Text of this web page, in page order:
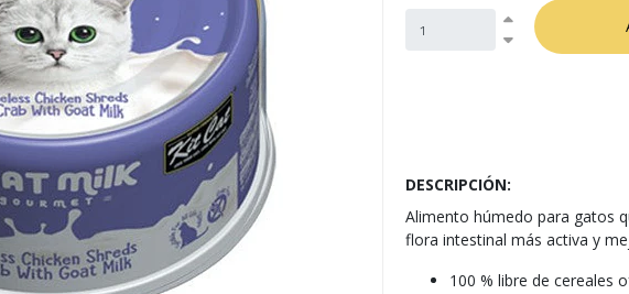
DESCRIPCIÓN:
Alimento húmedo para gatos
flora intestinal más activa y
100 % libre de cereales